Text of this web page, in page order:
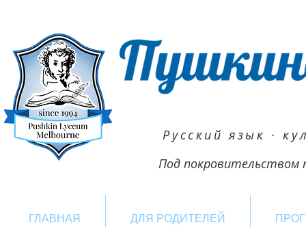
Русский язык ·
Под покровительством
ГЛАВНАЯ ДЛЯ РОДИТЕЛЕЙ